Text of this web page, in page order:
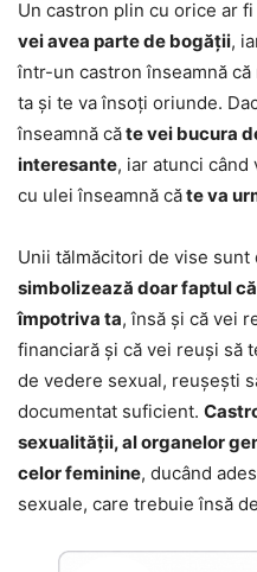
Un castron plin cu orice ar
vei avea parte de bogății,
într-un castron înseamnă
ta și te va însoți oriunde.
înseamnă căte vei bucura
interesante, iar atunci când
cu ulei înseamnă căte va
Unii tălmăcitori de vise sunt
simbolizează doar faptul
împotriva ta, însă și că vei
financiară și că vei reuși să
de vedere sexual, reușești
documentat suficient.
sexualității, al organelor
celor feminine, ducând
sexuale, care trebuie însă